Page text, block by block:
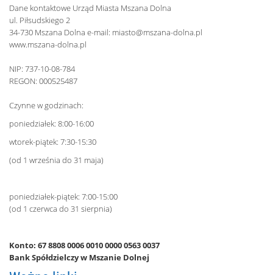
Dane kontaktowe Urząd Miasta Mszana Dolna
ul. Piłsudskiego 2
34-730 Mszana Dolna e-mail: miasto@mszana-dolna.pl
www.mszana-dolna.pl
NIP: 737-10-08-784
REGON: 000525487
Czynne w godzinach:
poniedziałek: 8:00-16:00
wtorek-piątek: 7:30-15:30
(od 1 września do 31 maja)
poniedziałek-piątek: 7:00-15:00
(od 1 czerwca do 31 sierpnia)
Konto: 67 8808 0006 0010 0000 0563 0037
Bank Spółdzielczy w Mszanie Dolnej